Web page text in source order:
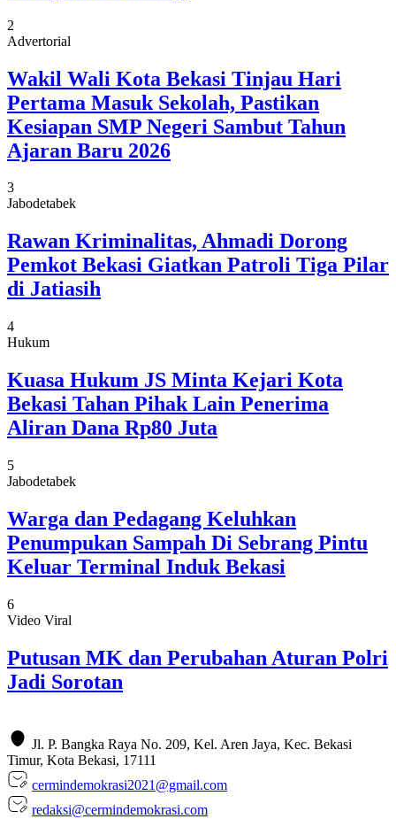
2
Advertorial
Wakil Wali Kota Bekasi Tinjau Hari
Pertama Masuk Sekolah, Pastikan
Kesiapan SMP Negeri Sambut Tahun
Ajaran Baru 2026
3
Jabodetabek
Rawan Kriminalitas, Ahmadi Dorong
Pemkot Bekasi Giatkan Patroli Tiga Pilar
di Jatiasih
4
Hukum
Kuasa Hukum JS Minta Kejari Kota
Bekasi Tahan Pihak Lain Penerima
Aliran Dana Rp80 Juta
5
Jabodetabek
Warga dan Pedagang Keluhkan
Penumpukan Sampah Di Sebrang Pintu
Keluar Terminal Induk Bekasi
6
Video Viral
Putusan MK dan Perubahan Aturan Polri
Jadi Sorotan
Jl. P. Bangka Raya No. 209, Kel. Aren Jaya, Kec. Bekasi
Timur, Kota Bekasi, 17111
cermindemokrasi2021@gmail.com
redaksi@cermindemokrasi.com